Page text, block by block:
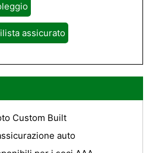
assicurato
Custom Built
auto